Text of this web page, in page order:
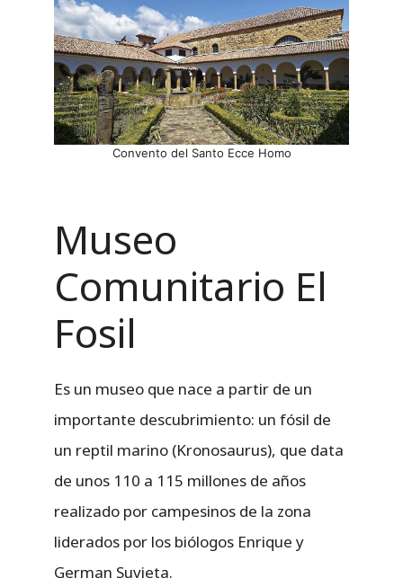
Convento del Santo Ecce Homo
Museo
Comunitario El
Fosil
Es un museo que nace a partir de un
importante descubrimiento: un fósil de
un reptil marino (Kronosaurus), que data
de unos 110 a 115 millones de años
realizado por campesinos de la zona
liderados por los biólogos Enrique y
German Suvieta.